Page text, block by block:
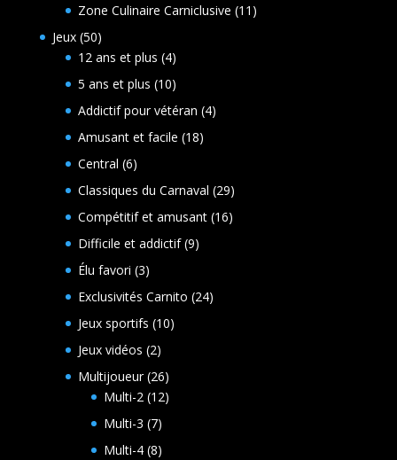
Zone Culinaire Carniclusive 11 11
Jeux 5050
produits
12 ans et plus 44
produits
5 ans et plus 1010
produits
Addictif pour vétéran 44
Amusant et facile 1818
Central 66
produits
Classiques du Carnaval 2929
produits
Compétitif et amusant 1616
Difficile et addictif 99
Élu favori 33
produits
Exclusivités Carnito 2424
Jeux sportifs 1010
Jeux vidéos 22
produits
Multijoueur 2626
produits
Multi-2 1212
Multi-3 77
produits
Multi-4 88